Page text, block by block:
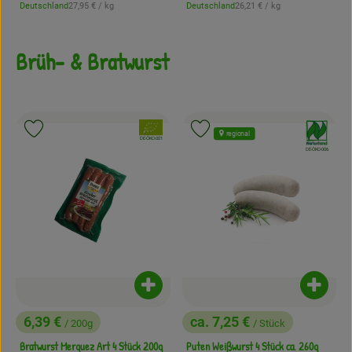
, Herkunft:
Deutschland, Referenzpreis:
27,95 € / kg
, Herkunft:
Deutschland, Referenzpreis:
26,21 € / kg
Brüh- & Bratwurst
, Preis:
6,39 € / 200g
Bratwurst Merguez Art 4 Stück 200g
Produkt zum Warenkorb hinzufügen
, Verband:
, Kontrollstelle:
DE-ÖKO-001
Produkt zu Favouriten hinzufügen
, Preis:
ca. 7,25 € / Stück
Puten Weißwurst 4 Stück ca. 260g
, Verband:
, Kontrollstelle:
DE-ÖKO-006
regional
Produkt zu Favouriten hinzufügen